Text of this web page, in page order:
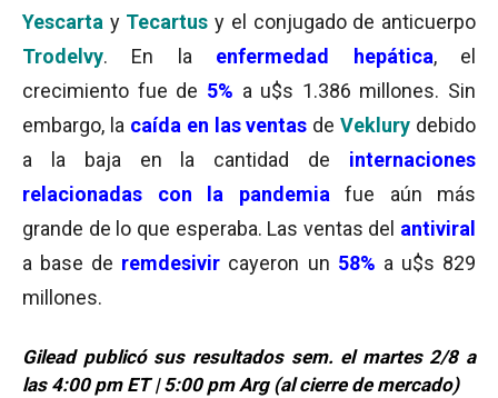
Yescarta y Tecartus y el conjugado de anticuerpo
Trodelvy. En la enfermedad hepática, el
crecimiento fue de 5% a u$s 1.386 millones. Sin
embargo, la caída en las ventas deVeklury debido
a la baja en la cantidad de internaciones
relacionadas con la pandemia fue aún más
grande de lo que esperaba. Las ventas del antiviral
a base de remdesivir cayeron un 58% a u$s 829
millones.
Gilead publicó sus resultados sem. el martes 2/8 a
las 4:00 pm ET | 5:00 pm Arg (al cierre de mercado)